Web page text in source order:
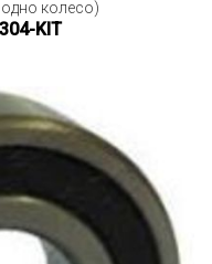
колесо)
KIT